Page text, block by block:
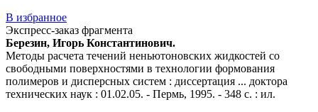
В избранное
Экспресс-заказ фрагмента
Березин, Игорь Константинович.
Методы расчета течений неньютоновских жидкостей со
свободными поверхностями в технологии формования
полимеров и дисперсных систем : диссертация ... доктора
технических наук : 01.02.05. - Пермь, 1995. - 348 с. : ил.